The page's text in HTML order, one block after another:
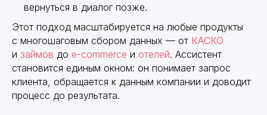
вернуться в диалог позже.
Этот подход масштабируется на любые продукты
с многошаговым сбором данных — от КАСКО
и займов до e-commerce и отелей. Ассистент
становится единым окном: он понимает запрос
клиента, обращается к данным компании и доводит
процесс до результата.